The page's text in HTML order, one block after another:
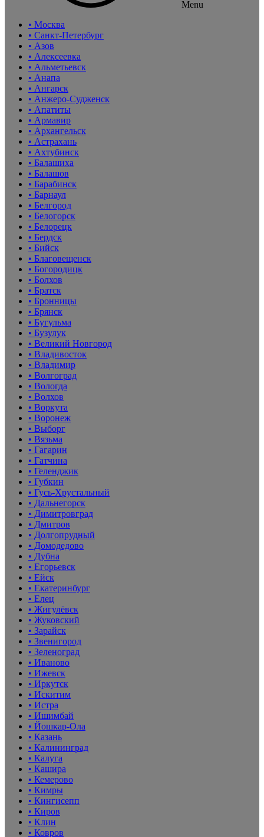
Menu
• Москва
• Санкт-Петербург
• Азов
• Алексеевка
• Альметьевск
• Анапа
• Ангарск
• Анжеро-Судженск
• Апатиты
• Армавир
• Архангельск
• Астрахань
• Ахтубинск
• Балашиха
• Балашов
• Барабинск
• Барнаул
• Белгород
• Белогорск
• Белорецк
• Бердск
• Бийск
• Благовещенск
• Богородицк
• Болхов
• Братск
• Бронницы
• Брянск
• Бугульма
• Бузулук
• Великий Новгород
• Владивосток
• Владимир
• Волгоград
• Вологда
• Волхов
• Воркута
• Воронеж
• Выборг
• Вязьма
• Гагарин
• Гатчина
• Геленджик
• Губкин
• Гусь-Хрустальный
• Дальнегорск
• Димитровград
• Дмитров
• Долгопрудный
• Домодедово
• Дубна
• Егорьевск
• Ейск
• Екатеринбург
• Елец
• Жигулёвск
• Жуковский
• Зарайск
• Звенигород
• Зеленоград
• Иваново
• Ижевск
• Иркутск
• Искитим
• Истра
• Ишимбай
• Йошкар-Ола
• Казань
• Калининград
• Калуга
• Кашира
• Кемерово
• Кимры
• Кингисепп
• Киров
• Клин
• Ковров